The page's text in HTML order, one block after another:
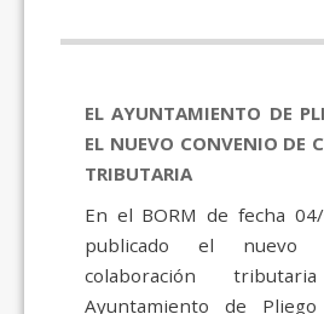
EL AYUNTAMIENTO DE
EL NUEVO CONVENIO DE
TRIBUTARIA
En el BORM de fecha
publicado el nuevo
colaboración
Ayuntamiento de